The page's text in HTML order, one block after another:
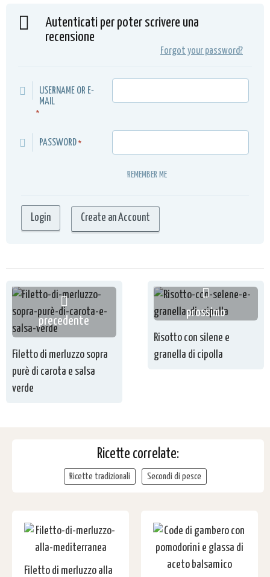
Autenticati per poter scrivere una
recensione
Forgot your password?
USERNAME OR E-
MAIL
*
PASSWORD *
REMEMBER ME
Create an Account
precedente
Filetto di merluzzo sopra
purè di carota e salsa
verde
prossimo
Risotto con silene e
granella di cipolla
Ricette correlate:
Ricette tradizionali Secondi di pesce
Filetto di merluzzo alla